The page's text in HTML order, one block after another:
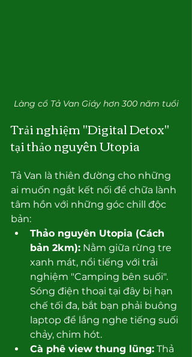
Làng cổ Tả Van Giáy hơn 300 năm tuổi
Trải nghiệm "Digital Detox"
tại thảo nguyên Utopia
Tả Van là thiên đường cho những
ai muốn ngắt kết nối để chữa lành
tâm hồn với những góc chill độc
bản:
Thảo nguyên Utopia (Cách
bản 2km): Nằm giữa rừng tre
xanh mát, nổi tiếng với trải
nghiệm "Camping bên suối".
Sóng điện thoại tại đây bị hạn
chế tối đa, bắt bạn phải buông
laptop để lắng nghe tiếng suối
chảy, chim hót.
Cà phê view thung lũng: Thả